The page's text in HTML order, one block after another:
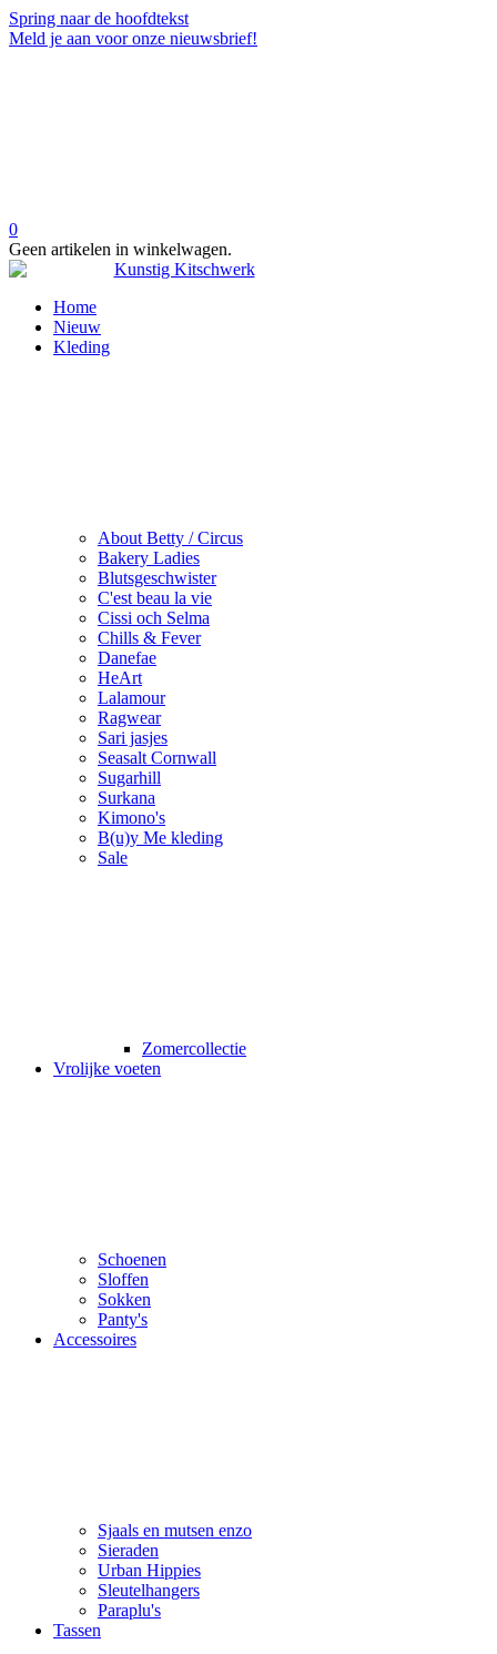
Spring naar de hoofdtekst
Meld je aan voor onze nieuwsbrief!
0
Geen artikelen in winkelwagen.
Home
Nieuw
Kleding
About Betty / Circus
Bakery Ladies
Blutsgeschwister
C'est beau la vie
Cissi och Selma
Chills & Fever
Danefae
HeArt
Lalamour
Ragwear
Sari jasjes
Seasalt Cornwall
Sugarhill
Surkana
Kimono's
B(u)y Me kleding
Sale
Zomercollectie
Vrolijke voeten
Schoenen
Sloffen
Sokken
Panty's
Accessoires
Sjaals en mutsen enzo
Sieraden
Urban Hippies
Sleutelhangers
Paraplu's
Tassen